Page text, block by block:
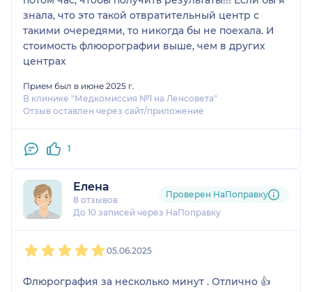
знала, что это такой отвратительный центр с
такими очередями, то никогда бы не поехала. И
стоимость флюорографии выше, чем в других
центрах
Прием был в июне 2025 г.
В клинике "Медкомиссия №1 на Ленсовета"
Отзыв оставлен через сайт/приложение
1
Елена
8 отзывов
До 10 записей через НаПоправку
Проверен НаПоправку
05.06.2025
Флюрография за несколько минут . Отлично 👍